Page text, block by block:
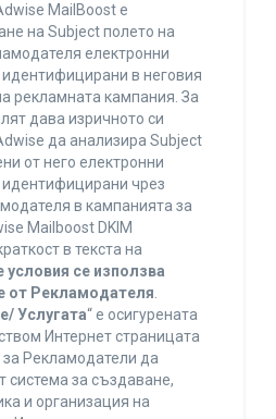
MailBoost е
на Subject полето на
електронни
в неговия
рекламната кампания. За
дава изричното си
да анализира Subject
от него електронни
чрез
в кампанията за
Mailboost DKIM
в текста на
се използва
от Рекламодателя.
Услугата“ е осигурената
Интернет страницата
Рекламодатели да
система за създаване,
и организация на